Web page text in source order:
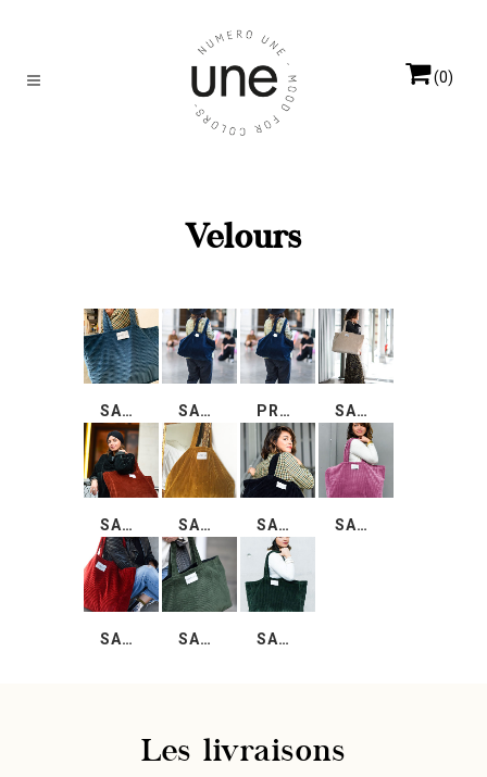
(0)
Velours
SAC CABAS VELOURS BLEU ÉTOILÉ (EN RUPTURE DE STOCK) SAC CABAS VELOURS BLEU NUIT (EN RUPTURE DE STOCK) PROTÉGÉ : SAC CABAS VELOURS BLEU NUIT (VP) SAC CABAS VELOURS CHAMPAGNE (EN RUPTURE DE STOCK)
SAC CABAS VELOURS FAUVE SAC CABAS VELOURS JAUNE IMPÉRIAL (EN RUPTURE DE STOCK) SAC CABAS VELOURS NOIR MYSTÈRE SAC CABAS VELOURS ROSE BOUDOIR (EN RUPTURE DE STOCK)
SAC CABAS VELOURS ROUGE PIMENT (EN RUPTURE DE STOCK) SAC CABAS VELOURS VERT NATURE SAC CABAS VELOURS VERT SAUVAGE (EN RUPTURE DE STOCK)
Les livraisons